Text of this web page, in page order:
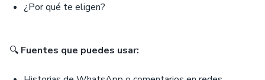
¿Por qué te eligen?
🔍 Fuentes que puedes usar: